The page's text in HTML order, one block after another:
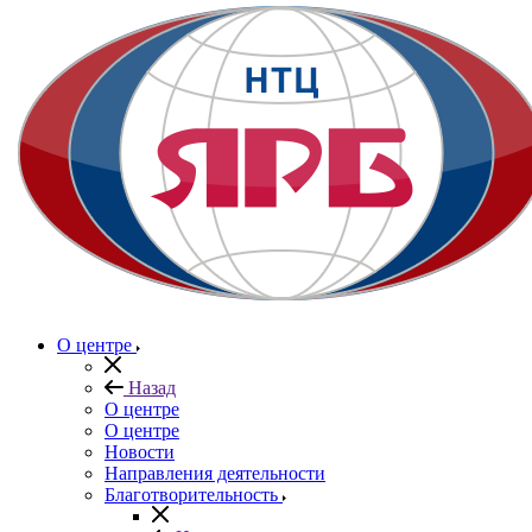
О центре
Назад
О центре
О центре
Новости
Направления деятельности
Благотворительность